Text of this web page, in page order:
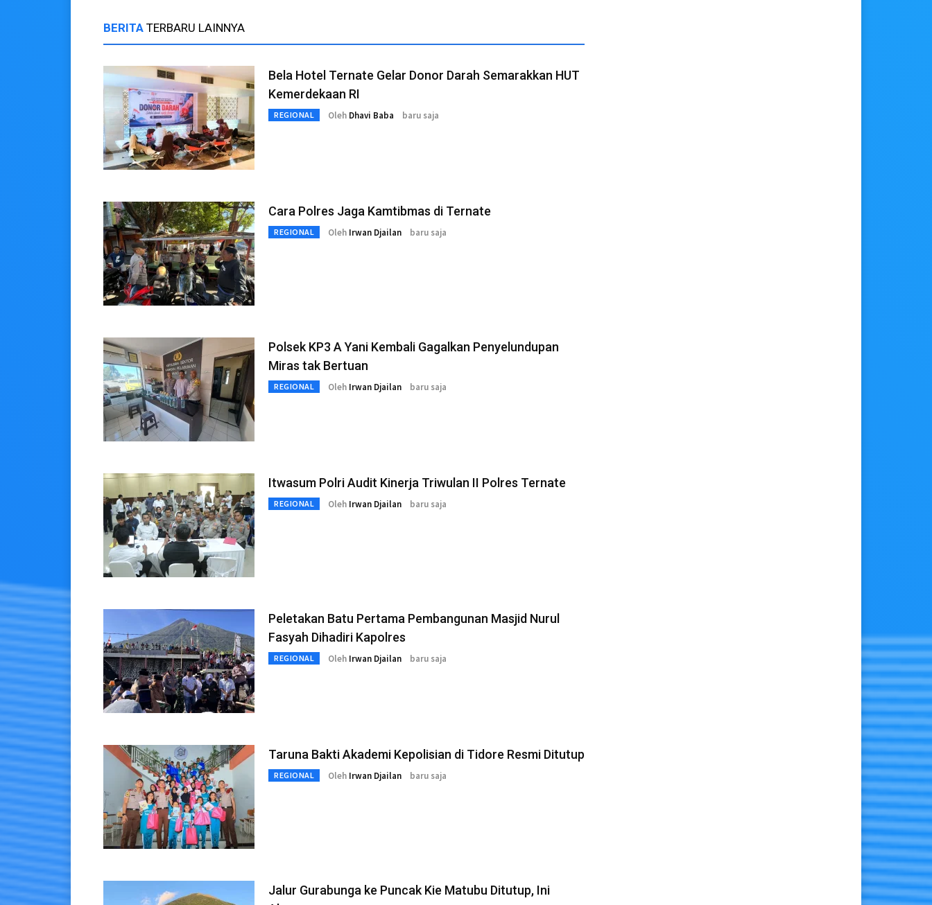
BERITA TERBARU LAINNYA
Bela Hotel Ternate Gelar Donor Darah Semarakkan HUT
Kemerdekaan RI
REGIONAL Oleh Dhavi Baba baru saja
Cara Polres Jaga Kamtibmas di Ternate
REGIONAL Oleh Irwan Djailan baru saja
Polsek KP3 A Yani Kembali Gagalkan Penyelundupan
Miras tak Bertuan
REGIONAL Oleh Irwan Djailan baru saja
Itwasum Polri Audit Kinerja Triwulan II Polres Ternate
REGIONAL Oleh Irwan Djailan baru saja
Peletakan Batu Pertama Pembangunan Masjid Nurul
Fasyah Dihadiri Kapolres
REGIONAL Oleh Irwan Djailan baru saja
Taruna Bakti Akademi Kepolisian di Tidore Resmi Ditutup
REGIONAL Oleh Irwan Djailan baru saja
Jalur Gurabunga ke Puncak Kie Matubu Ditutup, Ini